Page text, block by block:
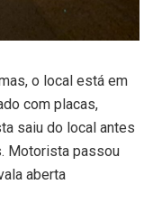
o local está em
com placas,
saiu do local antes
Motorista passou
aberta